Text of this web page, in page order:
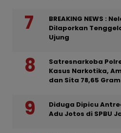
BREAKING NEWS :
Dilaporkan
Ujung
Satresnarkoba
Kasus Narkotika,
dan Sita 78,65
Diduga Dipicu
Adu Jotos di SPBU